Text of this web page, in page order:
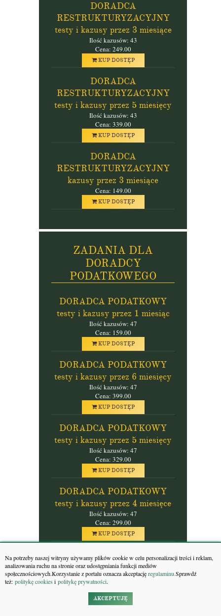
Na potrzeby naszej witryny używamy plików cookie w celu personalizacji treści i reklam,
analizowania ruchu na stronie oraz udostępniania funkcji mediów
społecznościowych.Korzystanie z portalu oznacza akceptacjęregulaminu.Sprawdź
też: politykę cookiesi politykę prywatności.
AKCEPTUJĘ
DORADCA
RESTRUKTURYZACYJNY
testy i kazusy przez 3 miesiące
Ilość kazusów: 43
Cena: 249.00
KUP DOSTĘP
DORADCA
RESTRUKTURYZACYJNY
testy i kazusy przez 5 miesięcy
Ilość kazusów: 43
Cena: 339.00
KUP DOSTĘP
DORADCA
RESTRUKTURYZACYJNY
kazusy przez 3 miesiące
Cena: 149.00
KUP DOSTĘP
ZADANIA DLA
DORADCY
PODATKOWEGO
DORADCA PODATKOWY
testy i kazusy przez 1 miesiąc
Ilość kazusów: 47
Cena: 159.00
KUP DOSTĘP
DORADCA PODATKOWY
testy i kazusy przez 6 miesięcy
Ilość kazusów: 47
Cena: 399.00
KUP DOSTĘP
DORADCA PODATKOWY
testy i kazusy przez 5 miesięcy
Ilość kazusów: 47
Cena: 329.00
KUP DOSTĘP
DORADCA PODATKOWY
testy i kazusy przez 4 miesięce
Ilość kazusów: 47
Cena: 299.00
KUP DOSTĘP
DORADCA PODATKOWY
testy i kazusy przez 3 miesiące
Ilość kazusów: 47
Cena: 239.00
KUP DOSTĘP